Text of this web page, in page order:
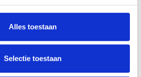
Alles toestaan
Selectie toestaan